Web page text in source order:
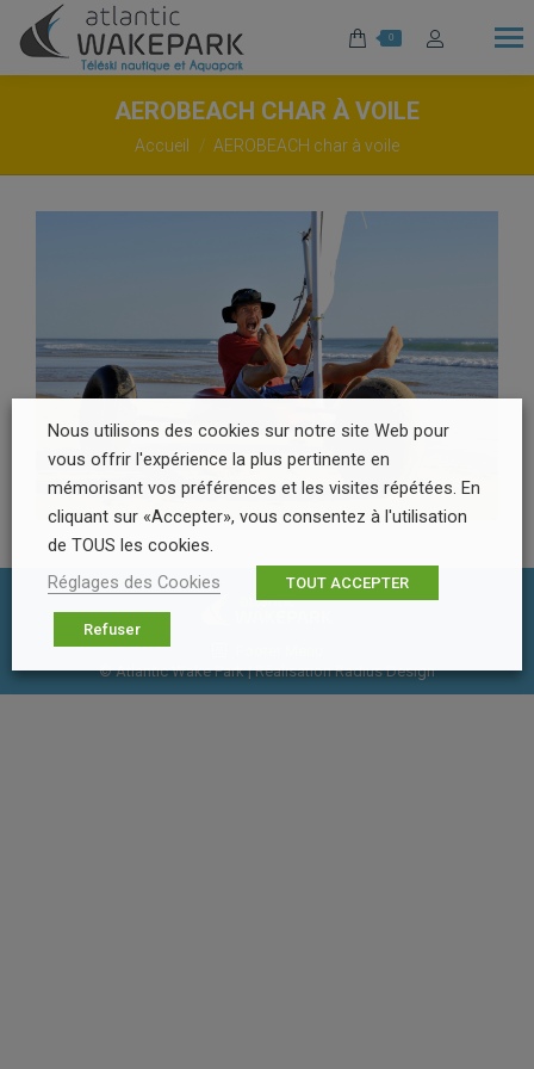
0
AEROBEACH CHAR À VOILE
Vous êtes ici :
Accueil AEROBEACH char à voile
© Atlantic Wake Park | RéalisationRadius Design
Nous utilisons des cookies sur notre site Web pour
vous offrir l'expérience la plus pertinente en
mémorisant vos préférences et les visites répétées. En
cliquant sur «Accepter», vous consentez à l'utilisation
de TOUS les cookies.
Réglages des Cookies
TOUT ACCEPTER
Refuser